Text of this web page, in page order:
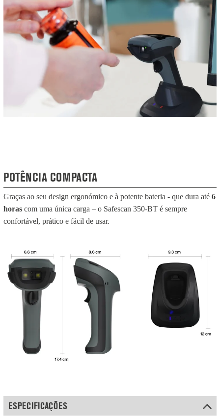
POTÊNCIA COMPACTA
Graças ao seu design ergonómico e à potente bateria - que dura até 6
horas com uma única carga – o Safescan 350-BT é sempre
confortável, prático e fácil de usar.
ESPECIFICAÇÕES